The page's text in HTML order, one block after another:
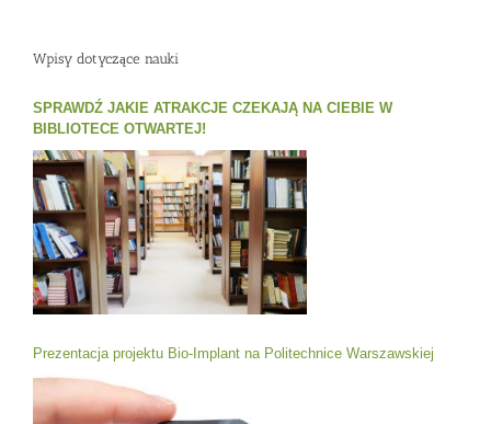
Wpisy dotyczące nauki
SPRAWDŹ JAKIE ATRAKCJE CZEKAJĄ NA CIEBIE W
BIBLIOTECE OTWARTEJ!
Prezentacja projektu Bio-Implant na Politechnice Warszawskiej